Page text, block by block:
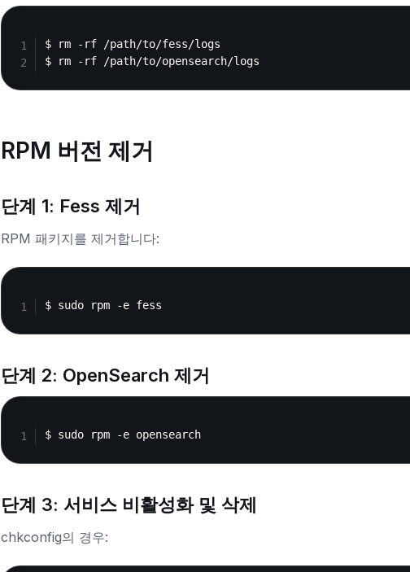
$ rm -rf /path/to/fess/logs
RPM 버전 제거
단계 1: Fess 제거
RPM 패키지를 제거합니다:
단계 2: OpenSearch 제거
$ sudo rpm -e opensearch
단계 3: 서비스 비활성화 및 삭제
chkconfig의 경우: